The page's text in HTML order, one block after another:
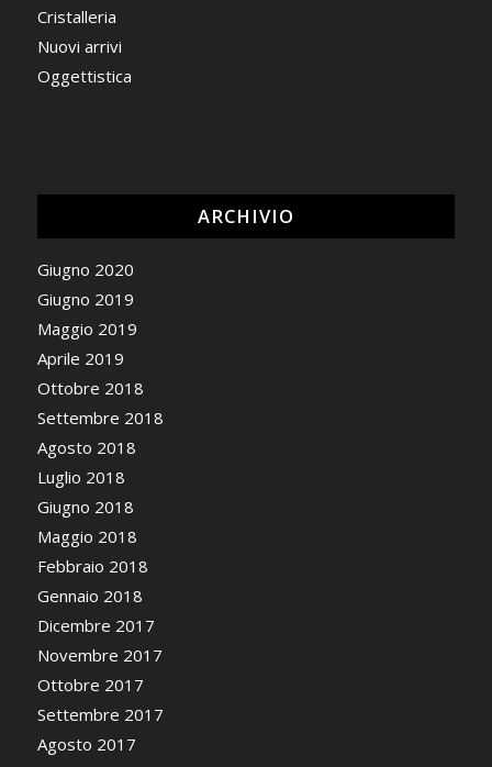
Cristalleria
Nuovi arrivi
Oggettistica
ARCHIVIO
Giugno 2020
Giugno 2019
Maggio 2019
Aprile 2019
Ottobre 2018
Settembre 2018
Agosto 2018
Luglio 2018
Giugno 2018
Maggio 2018
Febbraio 2018
Gennaio 2018
Dicembre 2017
Novembre 2017
Ottobre 2017
Settembre 2017
Agosto 2017